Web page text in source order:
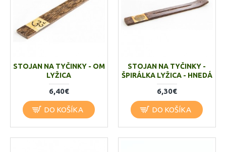
STOJAN NA TYČINKY - OM
LYŽICA
6,40€
DO KOŠÍKA
STOJAN NA TYČINKY -
ŠPIRÁLKA LYŽICA - HNEDÁ
6,30€
DO KOŠÍKA